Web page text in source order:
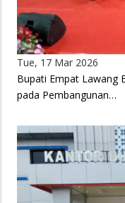
Tue, 17 Mar 2026
Bupati Empat Lawang
pada Pembangunan…